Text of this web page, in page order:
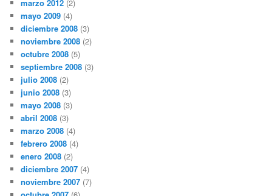
marzo 2012 (2)
mayo 2009 (4)
diciembre 2008 (3)
noviembre 2008 (2)
octubre 2008 (5)
septiembre 2008 (3)
julio 2008 (2)
junio 2008 (3)
mayo 2008 (3)
abril 2008 (3)
marzo 2008 (4)
febrero 2008 (4)
enero 2008 (2)
diciembre 2007 (4)
noviembre 2007 (7)